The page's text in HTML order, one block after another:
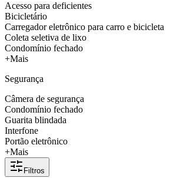
Acesso para deficientes
Bicicletário
Carregador eletrônico para carro e bicicleta
Coleta seletiva de lixo
Condomínio fechado
+Mais
Segurança
Câmera de segurança
Condomínio fechado
Guarita blindada
Interfone
Portão eletrônico
+Mais
Filtros